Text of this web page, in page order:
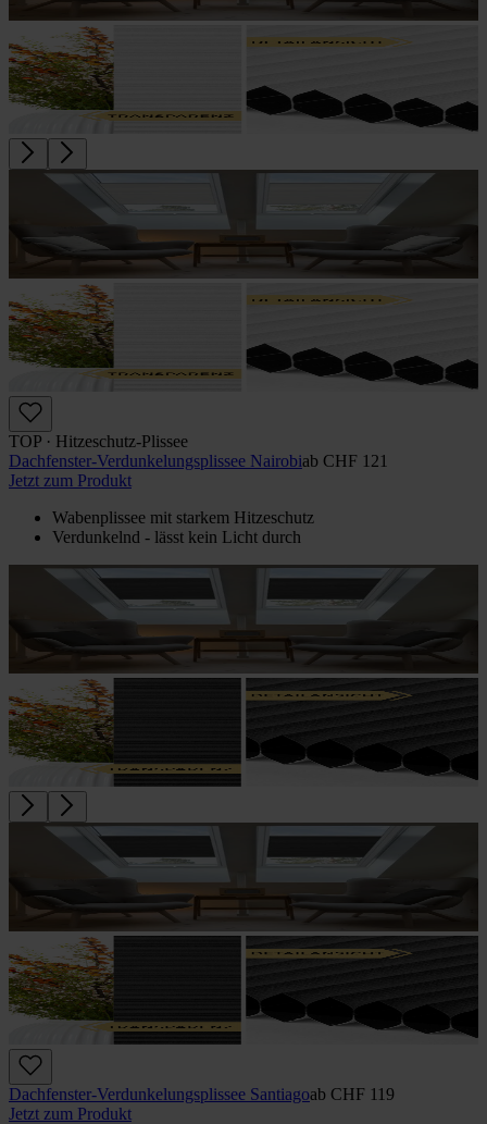
TOP · Hitzeschutz-Plissee
Dachfenster-Verdunkelungsplissee Nairobiab CHF 121
Jetzt zum Produkt
Wabenplissee mit starkem Hitzeschutz
Verdunkelnd - lässt kein Licht durch
Dachfenster-Verdunkelungsplissee Santiagoab CHF 119
Jetzt zum Produkt